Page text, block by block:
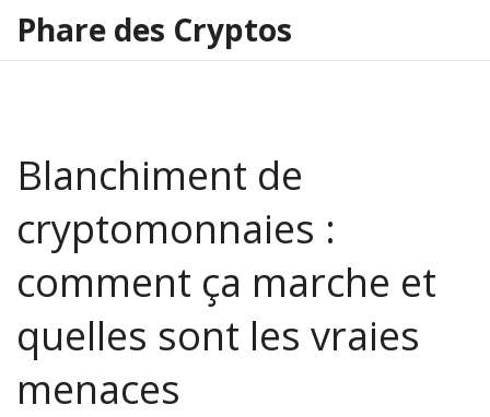
Phare des Cryptos
Blanchiment de
cryptomonnaies :
comment ça marche et
quelles sont les vraies
menaces